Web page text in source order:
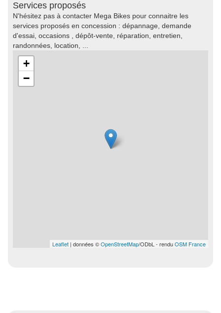
Services proposés
N'hésitez pas à contacter Mega Bikes pour connaitre les
services proposés en concession : dépannage, demande
d'essai, occasions , dépôt-vente, réparation, entretien,
randonnées, location, ...
+
−
Leaflet | données ©OpenStreetMap/ODbL - renduOSM France